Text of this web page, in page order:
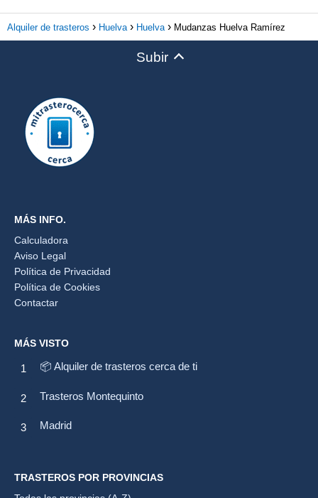
Alquiler de trasteros Huelva Huelva Mudanzas Huelva Ramírez
Subir
MÁS INFO.
Calculadora
Aviso Legal
Política de Privacidad
Política de Cookies
Contactar
MÁS VISTO
📦 Alquiler de trasteros cerca de ti
Trasteros Montequinto
Madrid
TRASTEROS POR PROVINCIAS